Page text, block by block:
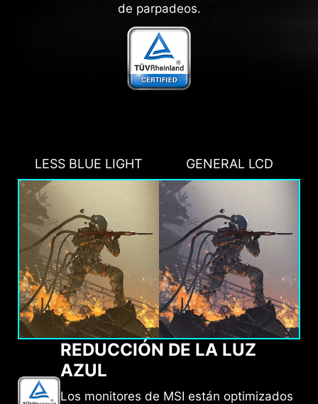
de parpadeos.
LESS BLUE LIGHT GENERAL LCD
REDUCCIÓN DE LA LUZ
AZUL
Los monitores de MSI están optimizados